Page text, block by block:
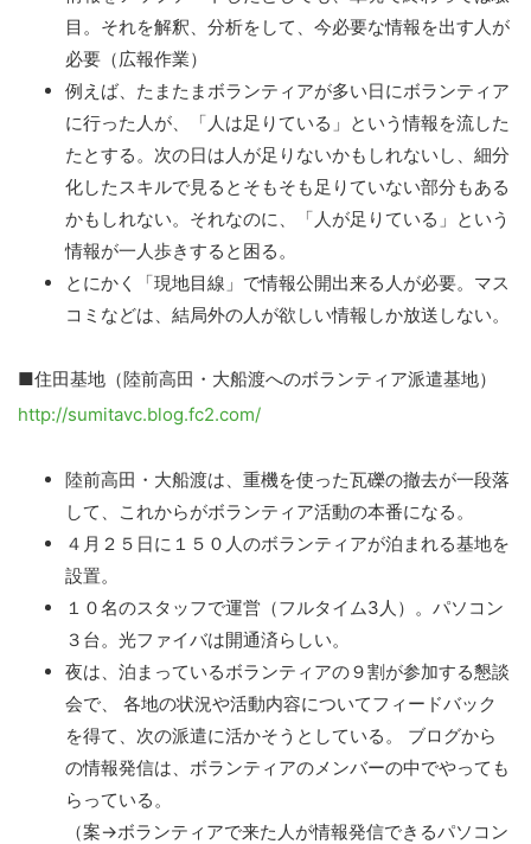
目。それを解釈、分析をして、今必要な情報を出す人が
必要（広報作業）
例えば、たまたまボランティアが多い日にボランティア
に行った人が、「人は足りている」という情報を流した
たとする。次の日は人が足りないかもしれないし、細分
化したスキルで見るとそもそも足りていない部分もある
かもしれない。それなのに、「人が足りている」という
情報が一人歩きすると困る。
とにかく「現地目線」で情報公開出来る人が必要。マス
コミなどは、結局外の人が欲しい情報しか放送しない。
■住田基地（陸前高田・大船渡へのボランティア派遣基地）
http://sumitavc.blog.fc2.com/
陸前高田・大船渡は、重機を使った瓦礫の撤去が一段落
して、これからがボランティア活動の本番になる。
４月２５日に１５０人のボランティアが泊まれる基地を
設置。
１０名のスタッフで運営（フルタイム3人）。パソコン
３台。光ファイバは開通済らしい。
夜は、泊まっているボランティアの９割が参加する懇談
会で、 各地の状況や活動内容についてフィードバック
を得て、次の派遣に活かそうとしている。 ブログから
の情報発信は、ボランティアのメンバーの中でやっても
らっている。
（案→ボランティアで来た人が情報発信できるパソコン